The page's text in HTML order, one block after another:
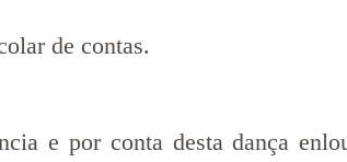
de contas.
e por conta desta dança